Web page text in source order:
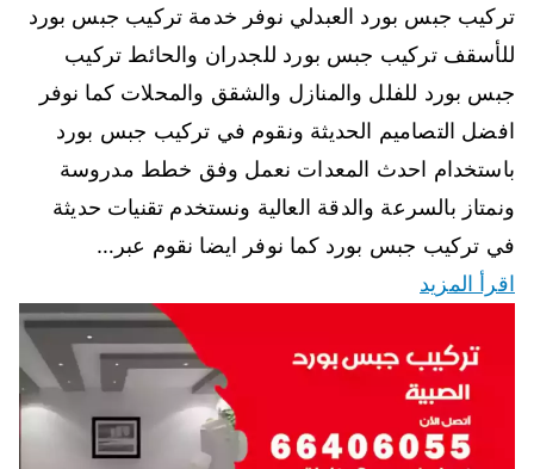
تركيب جبس بورد العبدلي نوفر خدمة تركيب جبس بورد
للأسقف تركيب جبس بورد للجدران والحائط تركيب
جبس بورد للفلل والمنازل والشقق والمحلات كما نوفر
افضل التصاميم الحديثة ونقوم في تركيب جبس بورد
باستخدام احدث المعدات نعمل وفق خطط مدروسة
ونمتاز بالسرعة والدقة العالية ونستخدم تقنيات حديثة
في تركيب جبس بورد كما نوفر ايضا نقوم عبر…
اقرأ المزيد